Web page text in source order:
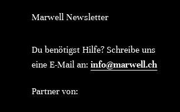
Marwell Newsletter
Du benötigst Hilfe? Schreibe uns
eine E-Mail an: info@marwell.ch
Partner von: